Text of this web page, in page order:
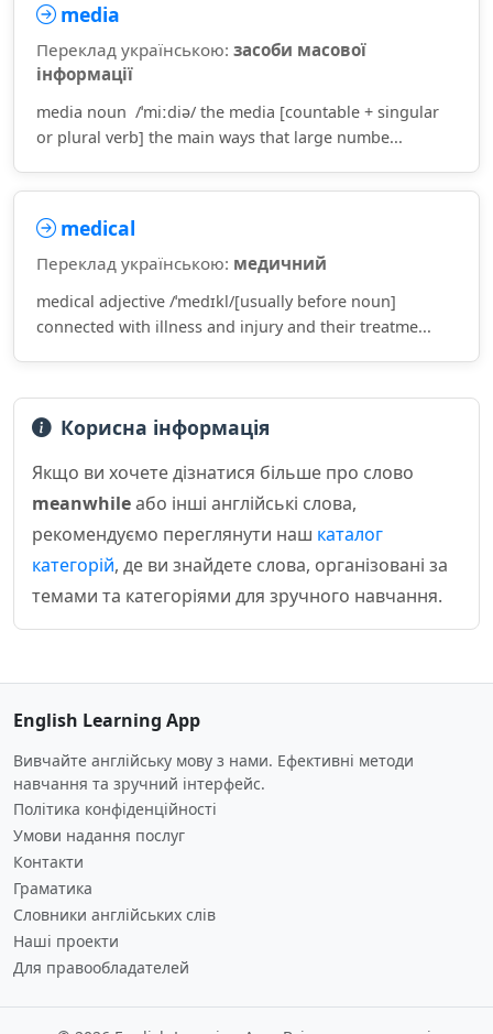
media
Переклад українською: засоби масової
інформації
media noun /ˈmiːdiə/ the media [countable + singular
or plural verb] the main ways that large numbe...
medical
Переклад українською: медичний
medical adjective /ˈmedɪkl/[usually before noun]
connected with illness and injury and their treatme...
Корисна інформація
Якщо ви хочете дізнатися більше про слово
meanwhileабо інші англійські слова,
рекомендуємо переглянути наш каталог
категорій, де ви знайдете слова, організовані за
темами та категоріями для зручного навчання.
English Learning App
Вивчайте англійську мову з нами. Ефективні методи
навчання та зручний інтерфейс.
Політика конфіденційності
Умови надання послуг
Контакти
Граматика
Словники англійських слів
Наші проекти
Для правообладателей